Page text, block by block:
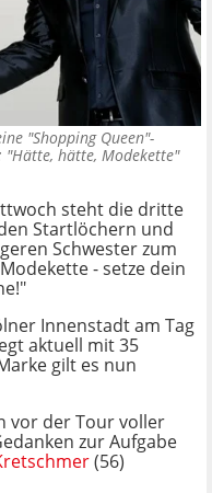
"Shopping Queen"-
"Hätte, hätte, Modekette"
steht die dritte
Startlöchern und
Schwester zum
- setze dein
Innenstadt am Tag
aktuell mit 35
gilt es nun
vor der Tour voller
zur Aufgabe
(56)